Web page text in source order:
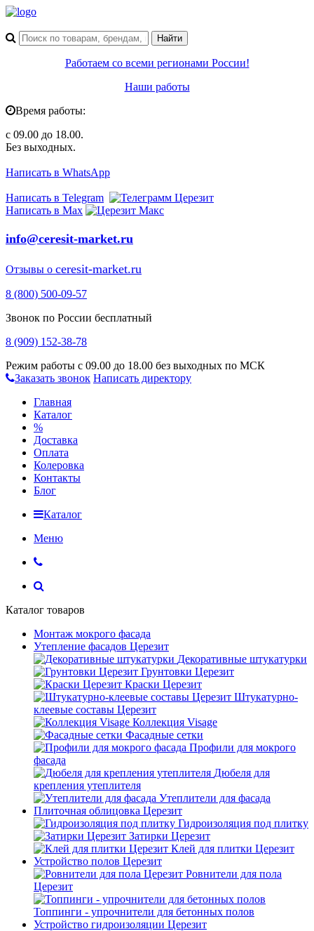
Работаем со всеми регионами России!
Наши работы
Время работы:
с 09.00 до 18.00.
Без выходных.
Написать в WhatsApp
Написать в Telegram
Написать в Max
info@ceresit-market.ru
Отзывы о ceresit-market.ru
8 (800) 500-09-57
Звонок по России бесплатный
8 (909) 152-38-78
Режим работы с 09.00 до 18.00 без выходных по МСК
Заказать звонок Написать директору
Главная
Каталог
%
Доставка
Оплата
Колеровка
Контакты
Блог
Каталог
Меню
Каталог товаров
Монтаж мокрого фасада
Утепление фасадов Церезит
Декоративные штукатурки
Грунтовки Церезит
Краски Церезит
Штукатурно-
клеевые составы Церезит
Коллекция Visage
Фасадные сетки
Профили для мокрого
фасада
Дюбеля для
крепления утеплителя
Утеплители для фасада
Плиточная облицовка Церезит
Гидроизоляция под плитку
Затирки Церезит
Клей для плитки Церезит
Устройство полов Церезит
Ровнители для пола
Церезит
Топпинги - упрочнители для бетонных полов
Устройство гидроизоляции Церезит